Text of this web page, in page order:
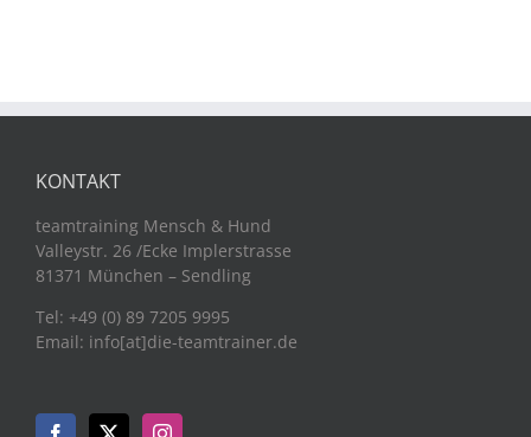
KONTAKT
teamtraining Mensch & Hund
Valleystr. 26 /Ecke Implerstrasse
81371 München – Sendling
Tel: +49 (0) 89 7205 9995
Email: info[at]die-teamtrainer.de